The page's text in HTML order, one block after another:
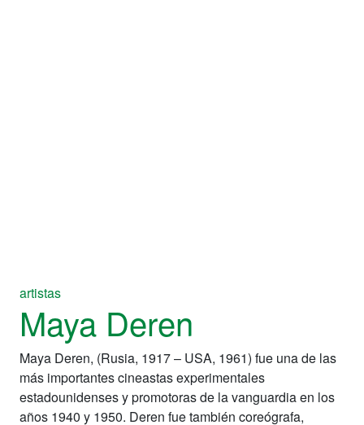
artistas
Maya Deren
Maya Deren, (Rusia, 1917 – USA, 1961) fue una de las
más importantes cineastas experimentales
estadounidenses y promotoras de la vanguardia en los
años 1940 y 1950. Deren fue también coreógrafa,